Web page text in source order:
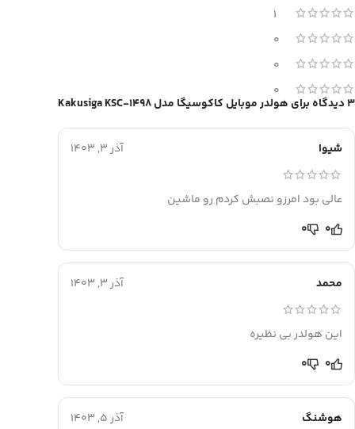
1
0
0
0
3 دیدگاه برای هولدر موبایل کاکوسیگا مدل Kakusiga KSC-1498
شیوا آذر 3, 1403
عالی بود امرزو نصبش کردم رو ماشین
0
0
محمد آذر 3, 1403
این هولدر بی نظیره
0
0
هوشنگ آذر 5, 1403